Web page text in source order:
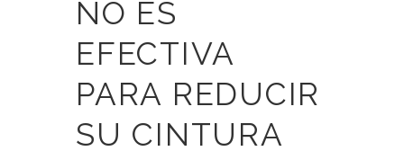
NO ES
EFECTIVA
PARA REDUCIR
SU CINTURA